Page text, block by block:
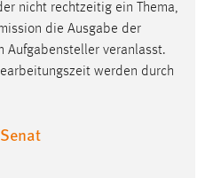
nicht rechtzeitig ein Thema,
die Ausgabe der
Aufgabensteller veranlasst.
werden durch